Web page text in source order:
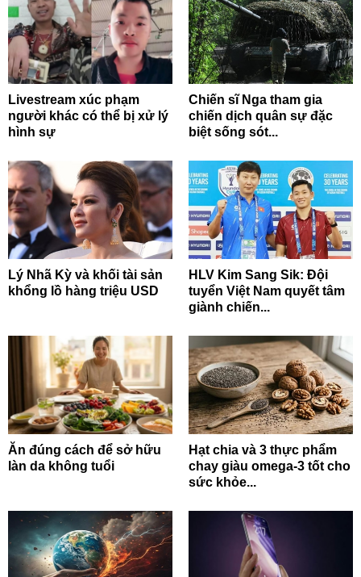
Livestream xúc phạm
người khác có thể bị xử lý
hình sự
Chiến sĩ Nga tham gia
chiến dịch quân sự đặc
biệt sống sót...
Lý Nhã Kỳ và khối tài sản
khổng lồ hàng triệu USD
HLV Kim Sang Sik: Đội
tuyển Việt Nam quyết tâm
giành chiến...
Ăn đúng cách để sở hữu
làn da không tuổi
Hạt chia và 3 thực phẩm
chay giàu omega-3 tốt cho
sức khỏe...